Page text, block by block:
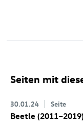
Seiten mit
30.01.24 Seite
Beetle (2011–2019)